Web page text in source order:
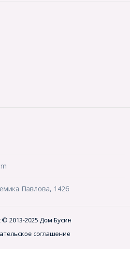
Павлова, 142б
© 2013-2025 Дом Бусин
соглашение